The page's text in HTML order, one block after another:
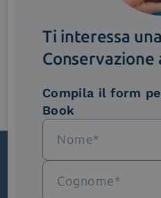
Iscriviti alla
Ti interessa
Conservazione
Compila il form
Book